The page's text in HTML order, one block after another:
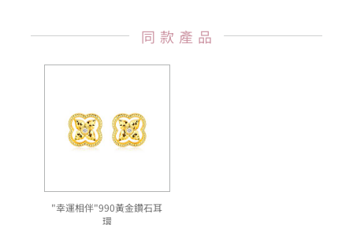
同款產品
"幸運相伴"990黃金鑽石耳
環